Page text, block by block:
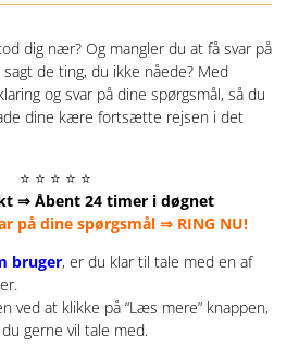
dig nær? Og mangler du at få svar på
de ting, du ikke nåede? Med
og svar på dine spørgsmål, så du
dine kære fortsætte rejsen i det
⭐ ⭐ ⭐ ⭐ ⭐
⇒ Åbent 24 timer i døgnet
på dine spørgsmål ⇒ RING NU!
bruger, er du klar til tale med en af
ved at klikke på “Læs mere” knappen,
gerne vil tale med.